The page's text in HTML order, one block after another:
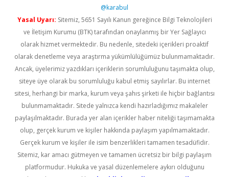
@karabul
Yasal Uyarı: Sitemiz, 5651 Sayılı Kanun gereğince Bilgi Teknolojileri
ve İletişim Kurumu (BTK) tarafından onaylanmış bir Yer Sağlayıcı
olarak hizmet vermektedir. Bu nedenle, sitedeki içerikleri proaktif
olarak denetleme veya araştırma yükümlülüğümüz bulunmamaktadır.
Ancak, üyelerimiz yazdıkları içeriklerin sorumluluğunu taşımakta olup,
siteye üye olarak bu sorumluluğu kabul etmiş sayılırlar. Bu internet
sitesi, herhangi bir marka, kurum veya şahıs şirketi ile hiçbir bağlantısı
bulunmamaktadır. Sitede yalnızca kendi hazırladığımız makaleler
paylaşılmaktadır. Burada yer alan içerikler haber niteliği taşımamakta
olup, gerçek kurum ve kişiler hakkında paylaşım yapılmamaktadır.
Gerçek kurum ve kişiler ile isim benzerlikleri tamamen tesadüfidir.
Sitemiz, kar amacı gütmeyen ve tamamen ücretsiz bir bilgi paylaşım
platformudur. Hukuka ve yasal düzenlemelere aykırı olduğunu